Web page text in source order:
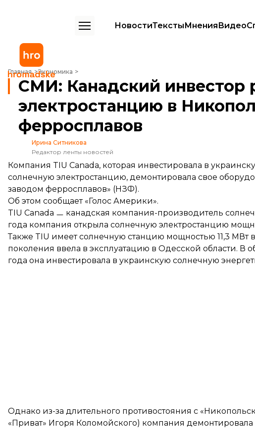
НовостиТекстыМненияВидео
Главная Экономика
СМИ: Канадский инвестор разобрал солнечную электростанцию в Никополе
СМИ: Канадский инвестор
электростанцию в
ферросплавов
Ирина Ситникова
Редактор ленты новостей
Компания TIU Canada, которая инвестировала в
солнечную электростанцию, демонтировала свое
заводом ферросплавов» (НЗФ).
Об этом сообщает«Голос Америки».
TIU Canada ㅡ канадская компания-производитель
года компания открыла солнечную электростанцию
Также TIU имеет солнечную станцию мощностью 11,3 МВт
поколения ввела в эксплуатацию в Одесской области. В
года она инвестировала в украинскую солнечную
Однако из-за длительного противостояния с
«Приват» Игоря Коломойского) компания